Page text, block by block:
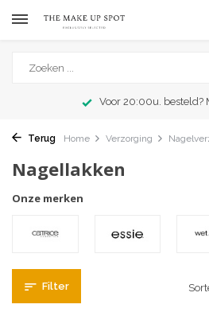
Voor 20:00u. besteld?
Terug Home Verzorging
Nagellakken
Onze merken
Filter